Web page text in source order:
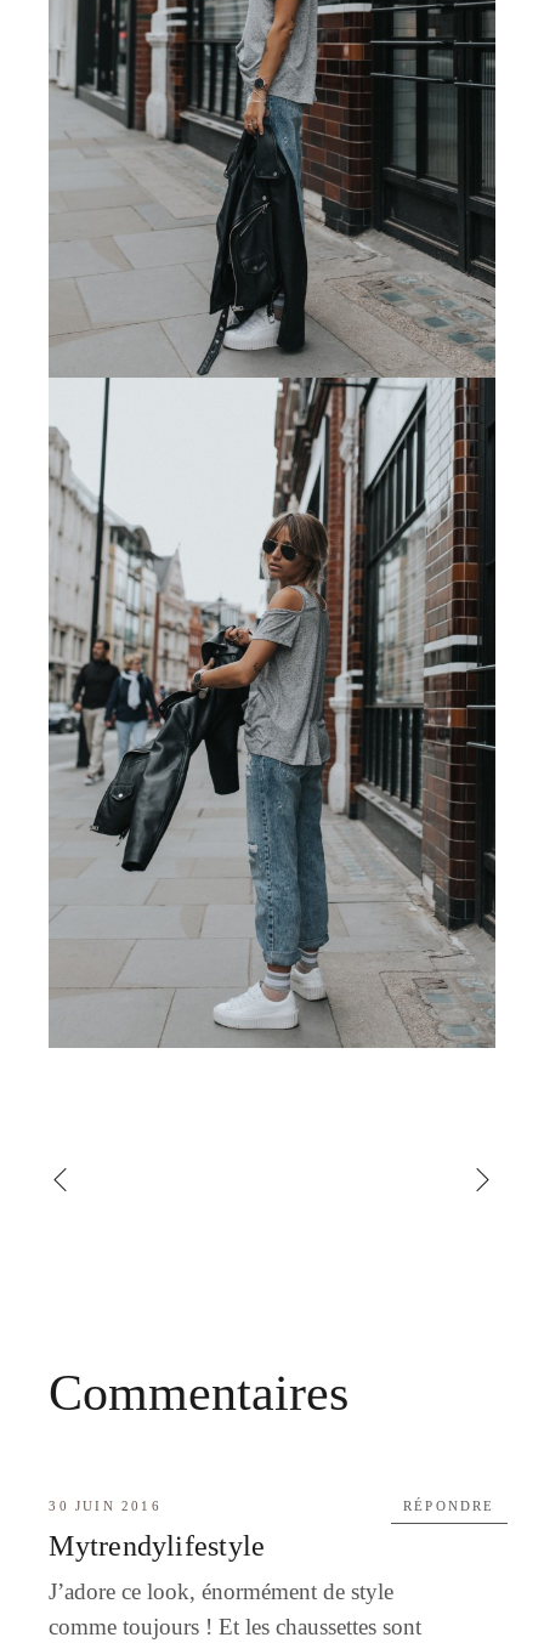
Commentaires
30 JUIN 2016
Mytrendylifestyle
J’adore ce look, énormément de style
comme toujours ! Et les chaussettes sont
RÉPONDRE